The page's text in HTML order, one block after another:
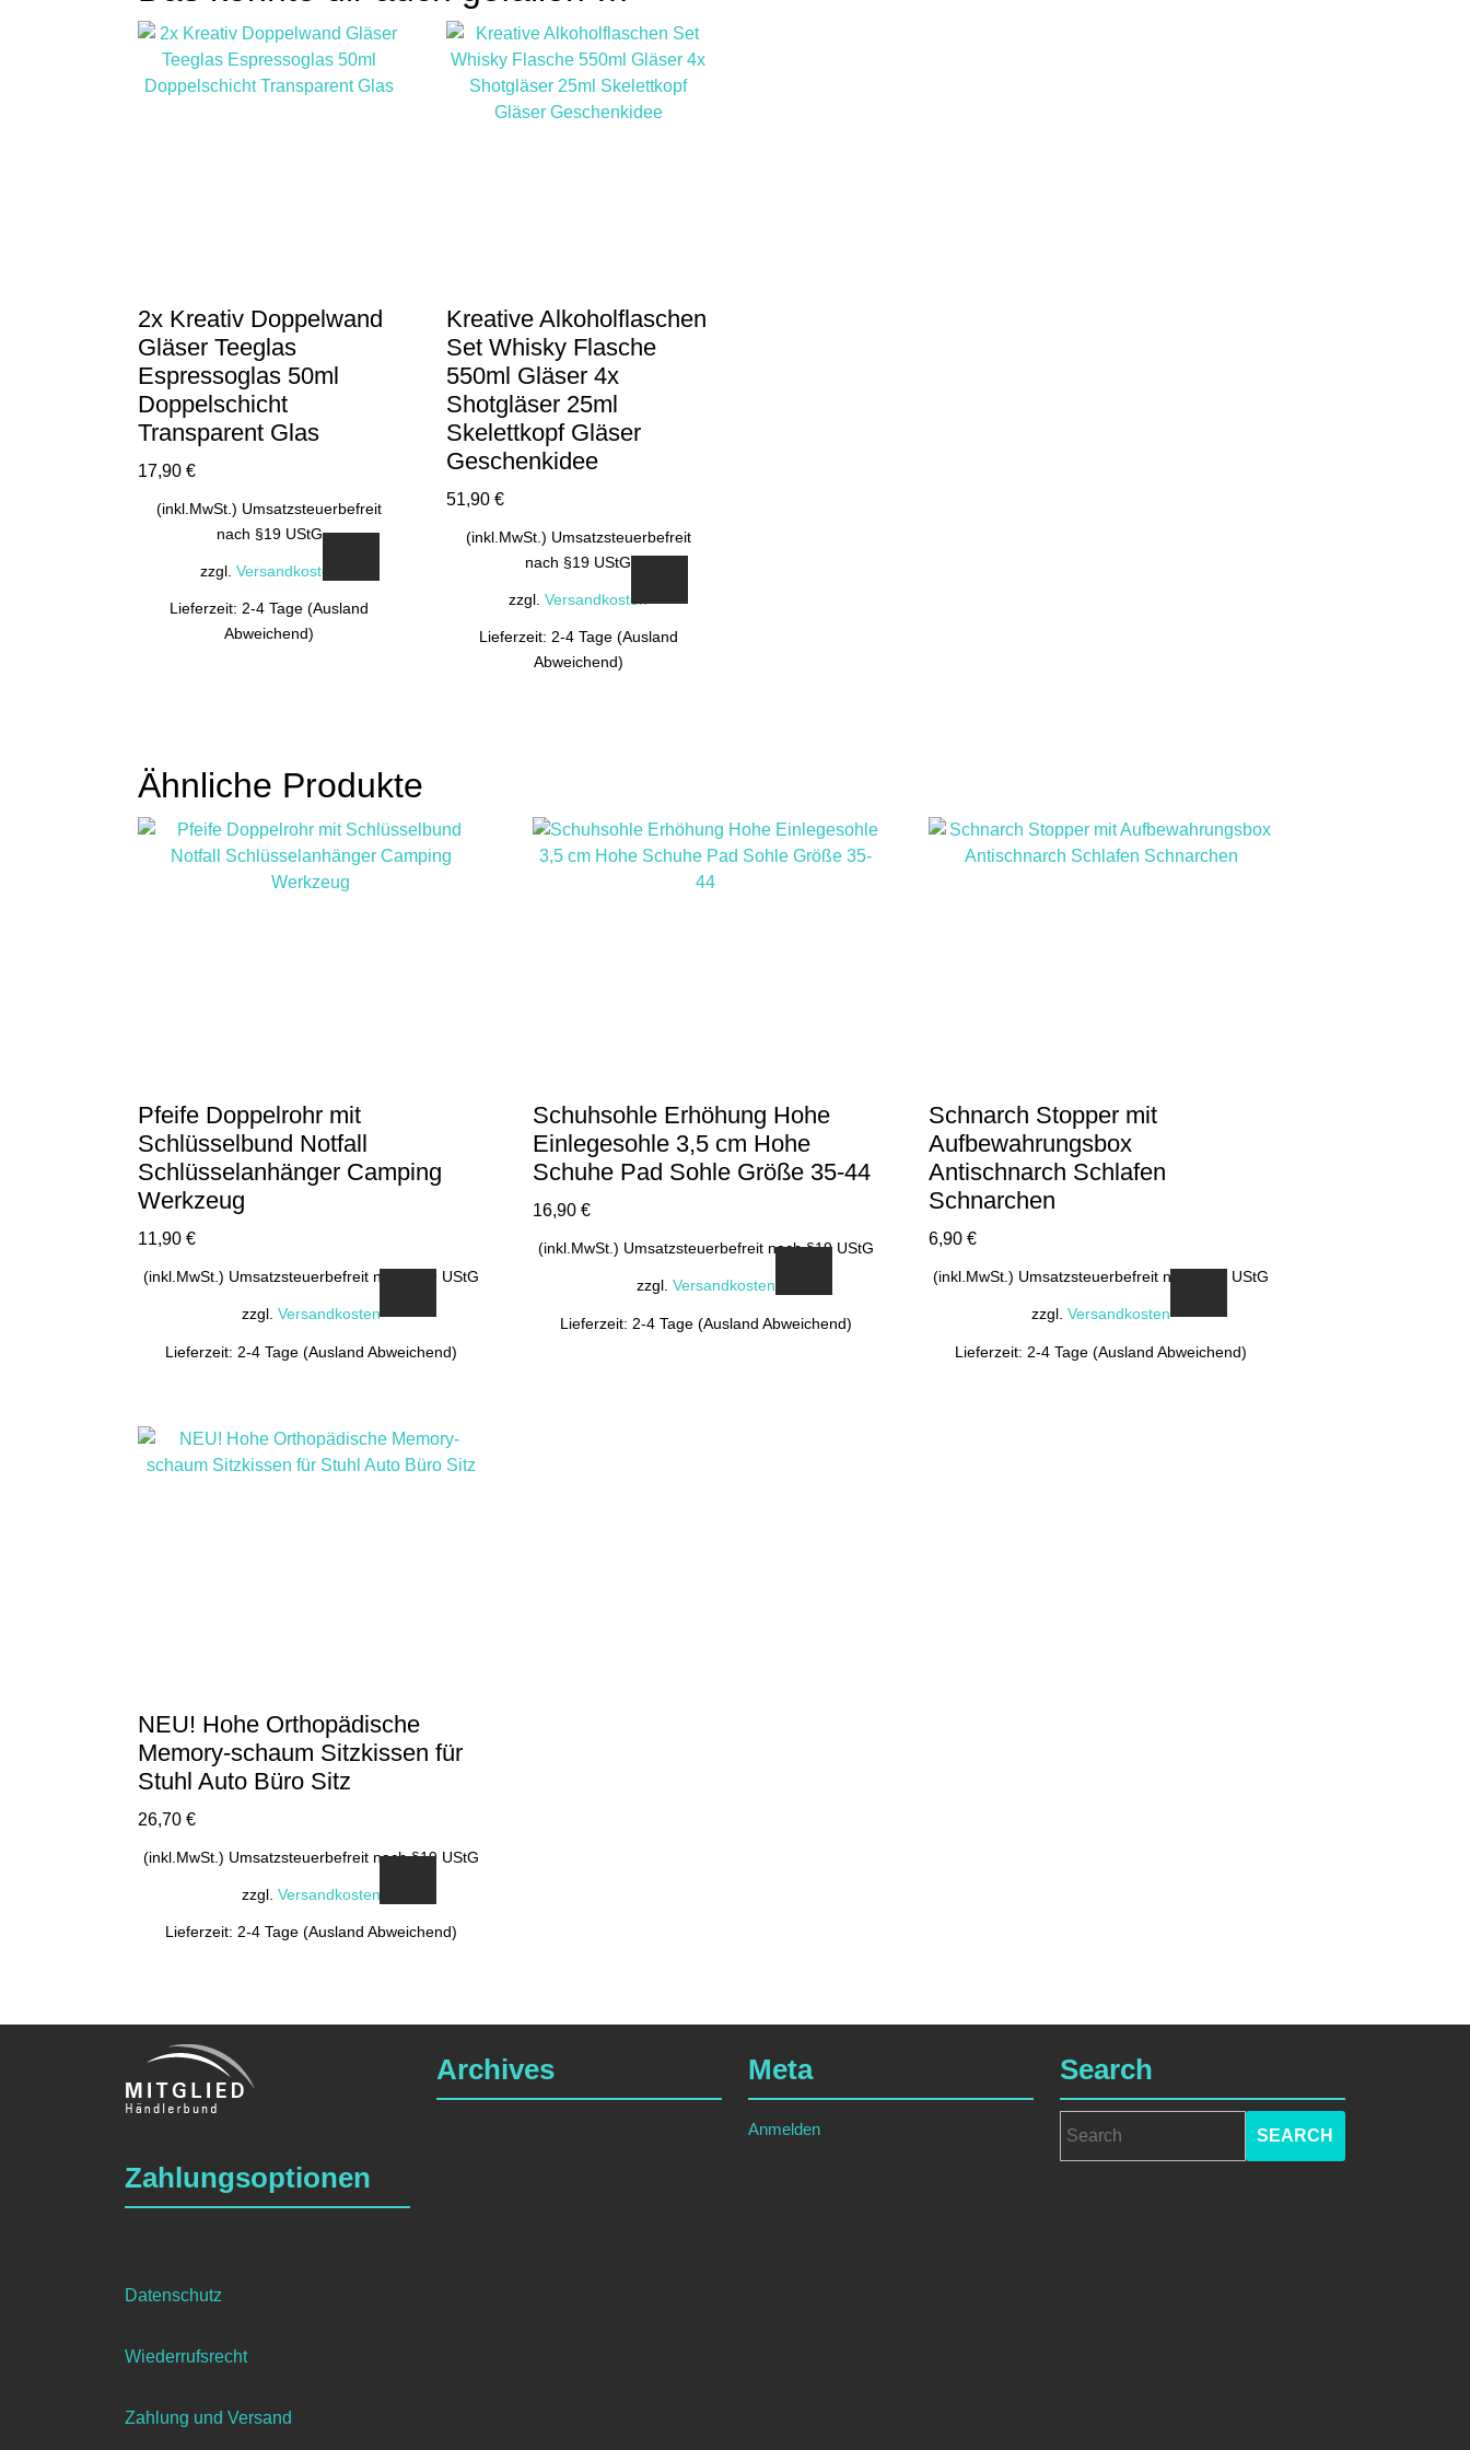
2x Kreativ Doppelwand
Gläser Teeglas
Espressoglas 50ml
Doppelschicht
Transparent Glas
17,90 €
(inkl.MwSt.) Umsatzsteuerbefreit
nach §19 UStG
zzgl. Versandkosten
Lieferzeit: 2-4 Tage (Ausland
Abweichend)
Kreative Alkoholflaschen
Set Whisky Flasche
550ml Gläser 4x
Shotgläser 25ml
Skelettkopf Gläser
Geschenkidee
51,90€
(inkl.MwSt.) Umsatzsteuerbefreit
nach §19 UStG
zzgl.Versandkosten
Lieferzeit: 2-4 Tage (Ausland
Abweichend)
Ähnliche Produkte
Pfeife Doppelrohr mit
Schlüsselbund Notfall
Schlüsselanhänger Camping
Werkzeug
11,90 €
(inkl.MwSt.) Umsatzsteuerbefreit nach §19 UStG
zzgl. Versandkosten
Lieferzeit: 2-4 Tage (Ausland Abweichend)
Schuhsohle Erhöhung Hohe
Einlegesohle 3,5 cm Hohe
Schuhe Pad Sohle Größe 35-44
16,90€
(inkl.MwSt.) Umsatzsteuerbefreit nach §19 UStG
zzgl. Versandkosten
Lieferzeit: 2-4 Tage (Ausland Abweichend)
Schnarch Stopper mit
Aufbewahrungsbox
Antischnarch Schlafen
Schnarchen
6,90 €
(inkl.MwSt.) Umsatzsteuerbefreit nach §19 UStG
zzgl.Versandkosten
Lieferzeit: 2-4 Tage (Ausland Abweichend)
NEU! Hohe Orthopädische
Memory-schaum Sitzkissen für
Stuhl Auto Büro Sitz
26,70 €
(inkl.MwSt.) Umsatzsteuerbefreit nach §19 UStG
zzgl. Versandkosten
Lieferzeit: 2-4 Tage (Ausland Abweichend)
Zahlungsoptionen
Datenschutz
Wiederrufsrecht
Zahlung und Versand
Archives Meta
Anmelden
Search